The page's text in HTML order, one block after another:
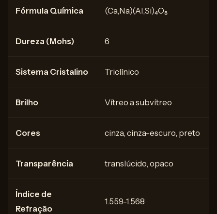
Fórmula Química (Ca,Na)(Al,Si)₄O₈
Dureza (Mohs) 6
Sistema Cristalino Triclínico
Brilho Vítreo a subvítreo
Cores cinza, cinza-escuro, preto
Transparência translúcido, opaco
Índice de
Refração
1.559-1.568